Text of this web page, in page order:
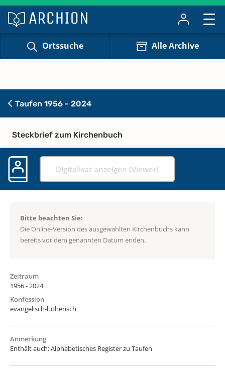
Ortssuche Alle Archive
Taufen 1956 - 2024
Steckbrief zum Kirchenbuch
Digitalisat anzeigen (Viewer)
Bitte beachten Sie:
Die Online-Version des ausgewählten Kirchenbuchs kann
bereits vor dem genannten Datum enden.
Zeitraum
1956 - 2024
Konfession
evangelisch-lutherisch
Anmerkung
Enthält auch: Alphabetisches Register zu Taufen